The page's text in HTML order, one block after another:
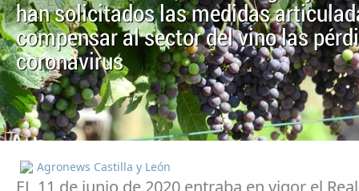
han solicitados las medidas
compensar al sector del vino las
coronavirus
Agronews Castilla y León